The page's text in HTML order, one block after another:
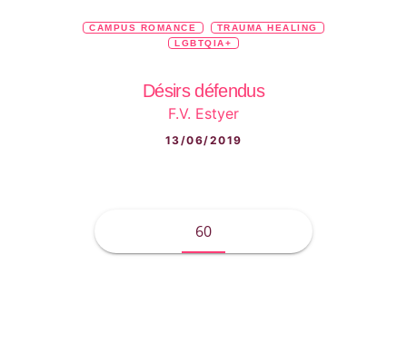
CAMPUS ROMANCE
TRAUMA HEALING
LGBTQIA+
Désirs défendus
F.V. Estyer
13/06/2019
60